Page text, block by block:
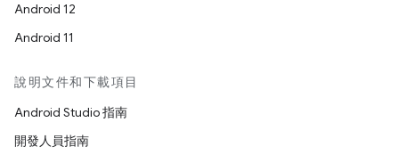
Android 12
Android 11
說明文件和下載項目
Android Studio 指南
開發人員指南